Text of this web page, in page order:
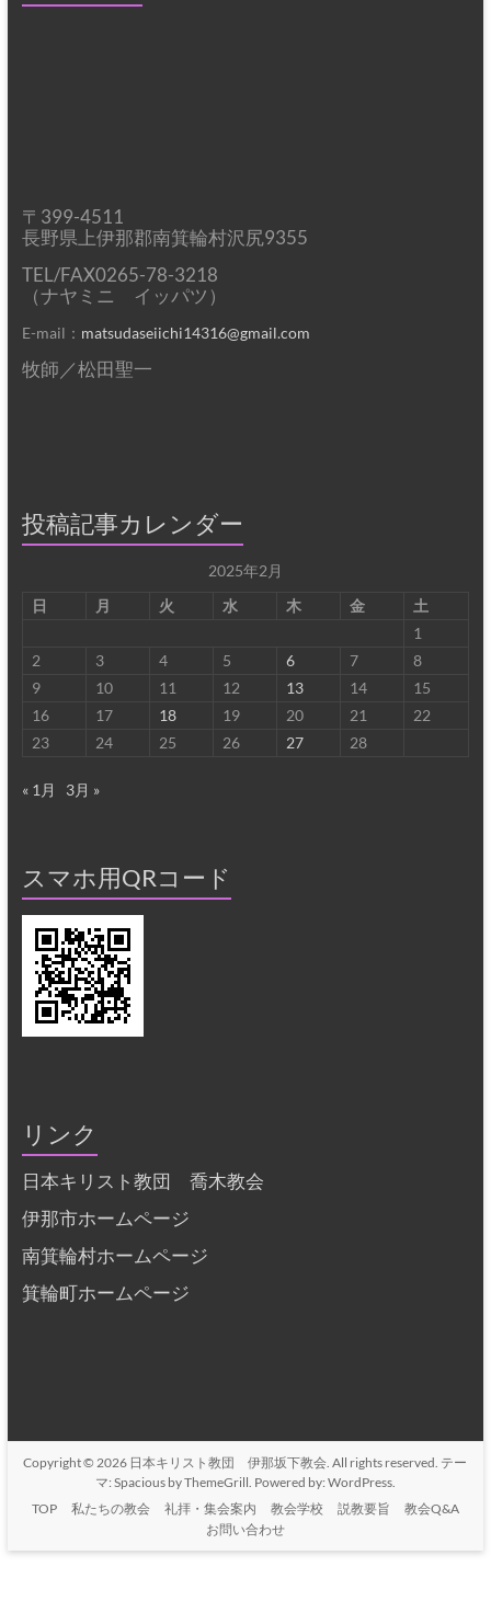
〒399-4511
長野県上伊那郡南箕輪村沢尻9355
TEL/FAX0265-78-3218
（ナヤミニ イッパツ）
E-mail： matsudaseiichi14316@gmail.com
牧師／松田聖一
投稿記事カレンダー
2025年2月
日
月 火 水 木 金
土
1
2
3 4 5 6 7
8
9
10 11 12 13 14
15
16
17 18 19 20 21
22
23
24 25 26 27 28
« 1月 3月 »
スマホ用QRコード
リンク
日本キリスト教団 喬木教会
伊那市ホームページ
南箕輪村ホームページ
箕輪町ホームページ
Copyright © 2026 日本キリスト教団 伊那坂下教会 . All rights reserved. テー
マ: Spaciousby ThemeGrill. Powered by: WordPress.
TOP
私たちの教会 礼拝・集会案内 教会学校 説教要旨
教会Q&A
お問い合わせ